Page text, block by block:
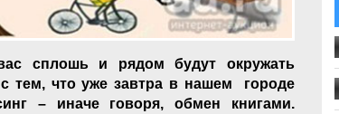
сплошь и рядом будут окружать
тем, что уже завтра в нашем городе
– иначе говоря, обмен книгами.